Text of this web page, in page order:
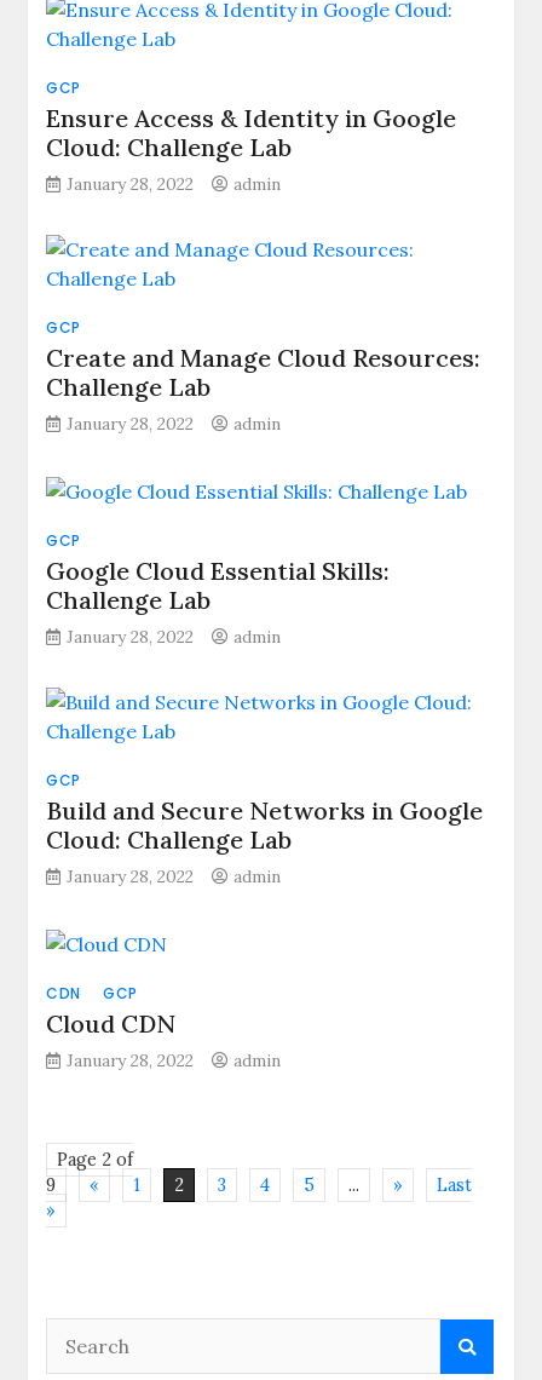
GCP
Ensure Access & Identity in Google
Cloud: Challenge Lab
January 28, 2022 admin
GCP
Create and Manage Cloud Resources:
Challenge Lab
January 28, 2022 admin
GCP
Google Cloud Essential Skills:
Challenge Lab
January 28, 2022 admin
GCP
Build and Secure Networks in Google
Cloud: Challenge Lab
January 28, 2022 admin
CDN GCP
Cloud CDN
January 28, 2022 admin
Page 2 of
9
« 1 2 3 4 5 ... »
Last
»